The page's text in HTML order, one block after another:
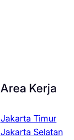
Area Kerja
Jakarta Timur
Jakarta Selatan